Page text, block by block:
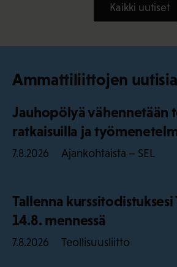
Kaikki uutiset
Ammattiliittojen uutisia
Jauhopölyä vähennetään
ratkaisuilla ja
7.8.2026 Ajankohtaista – SEL
Tallenna kurssitodistuksesi
14.8. mennessä
7.8.2026 Teollisuusliitto